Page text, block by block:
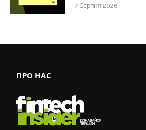
7 Серпня 2026
ПРО НАС